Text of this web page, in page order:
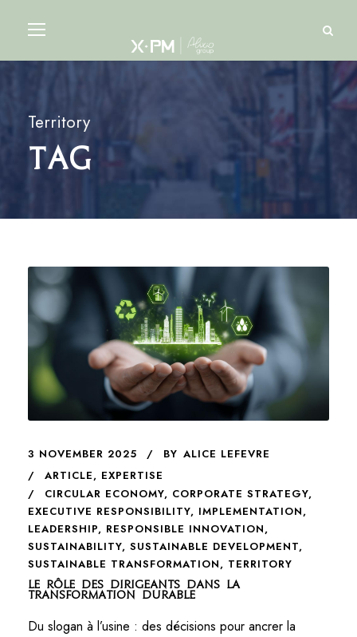
Territory
Tag
3 NOVEMBER 2025 BY ALICE LEFEVRE
ARTICLE, EXPERTISE
CIRCULAR ECONOMY, CORPORATE STRATEGY,
EXECUTIVE RESPONSIBILITY, IMPLEMENTATION,
LEADERSHIP, RESPONSIBLE INNOVATION,
SUSTAINABILITY, SUSTAINABLE DEVELOPMENT,
SUSTAINABLE TRANSFORMATION, TERRITORY
Le rôle des dirigeants dans la
transformation durable
Du slogan à l’usine : des décisions pour ancrer la